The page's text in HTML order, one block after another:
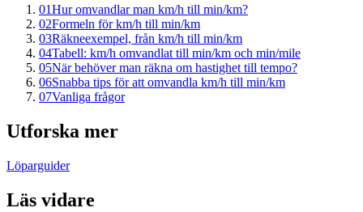
01Hur omvandlar man km/h till min/km?
02Formeln för km/h till min/km
03Räkneexempel, från km/h till min/km
04Tabell: km/h omvandlat till min/km och min/mile
05När behöver man räkna om hastighet till tempo?
06Snabba tips för att omvandla km/h till min/km
07Vanliga frågor
Utforska mer
Löparguider
Läs vidare